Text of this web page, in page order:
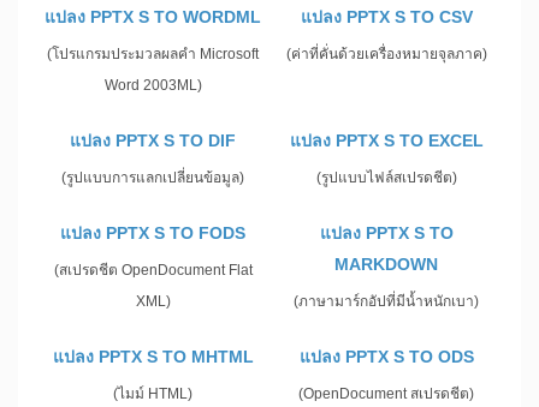
แปลง PPTX S TO WORDML
(โปรแกรมประมวลผลคำ Microsoft
Word 2003ML)
แปลง PPTX S TO CSV
(ค่าที่คั่นด้วยเครื่องหมายจุลภาค)
แปลง PPTX S TO DIF
(รูปแบบการแลกเปลี่ยนข้อมูล)
แปลง PPTX S TO EXCEL
(รูปแบบไฟล์สเปรดชีต)
แปลง PPTX S TO FODS
(สเปรดชีต OpenDocument Flat
XML)
แปลง PPTX S TO
MARKDOWN
(ภาษามาร์กอัปที่มีน้ำหนักเบา)
แปลง PPTX S TO MHTML
(ไมม์ HTML)
แปลง PPTX S TO ODS
(OpenDocument สเปรดชีต)